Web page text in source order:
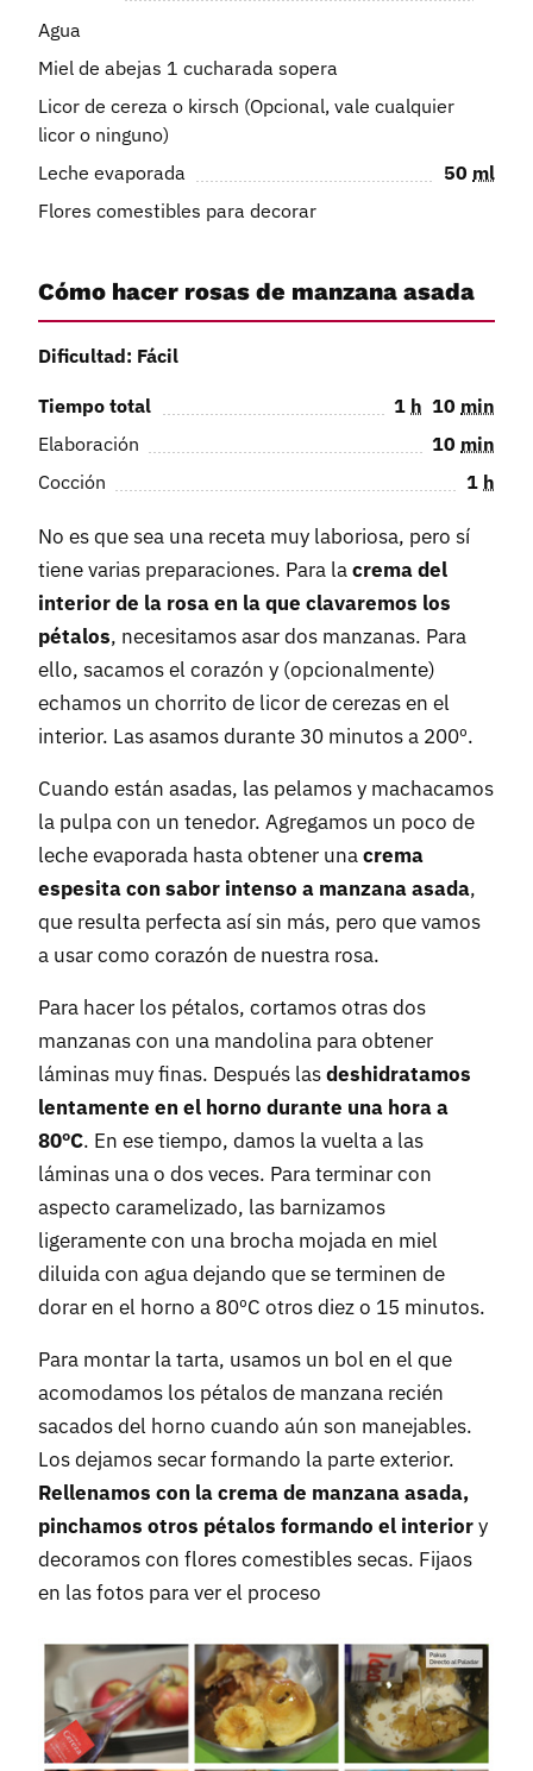
Agua
Miel de abejas 1 cucharada sopera
Licor de cereza o kirsch (Opcional, vale cualquier
licor o ninguno)
Leche evaporada
50 ml
Flores comestibles para decorar
Cómo hacer rosas de manzana asada
Dificultad: Fácil
Tiempo total 1 h 10 min
Elaboración
10 min
Cocción
1 h
No es que sea una receta muy laboriosa, pero sí
tiene varias preparaciones. Para lacrema del
interior de la rosa en la que clavaremos los
pétalos, necesitamos asar dos manzanas. Para
ello, sacamos el corazón y (opcionalmente)
echamos un chorrito de licor de cerezas en el
interior. Las asamos durante 30 minutos a 200º.
Cuando están asadas, las pelamos y machacamos
la pulpa con un tenedor. Agregamos un poco de
leche evaporada hasta obtener unacrema
espesita con sabor intenso a manzana asada,
que resulta perfecta así sin más, pero que vamos
a usar como corazón de nuestra rosa.
Para hacer los pétalos, cortamos otras dos
manzanas con una mandolina para obtener
láminas muy finas. Después lasdeshidratamos
lentamente en el horno durante una hora a
80ºC. En ese tiempo, damos la vuelta a las
láminas una o dos veces. Para terminar con
aspecto caramelizado, las barnizamos
ligeramente con una brocha mojada en miel
diluida con agua dejando que se terminen de
dorar en el horno a 80ºC otros diez o 15 minutos.
Para montar la tarta, usamos un bol en el que
acomodamos los pétalos de manzana recién
sacados del horno cuando aún son manejables.
Los dejamos secar formando la parte exterior.
Rellenamos con la crema de manzana asada,
pinchamos otros pétalos formando el interiory
decoramos con flores comestibles secas. Fijaos
en las fotos para ver el proceso